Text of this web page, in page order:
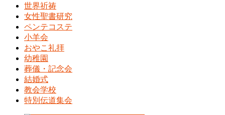
世界祈祷
女性聖書研究
ペンテコステ
小羊会
おやこ礼拝
幼稚園
葬儀・記念会
結婚式
教会学校
特別伝道集会